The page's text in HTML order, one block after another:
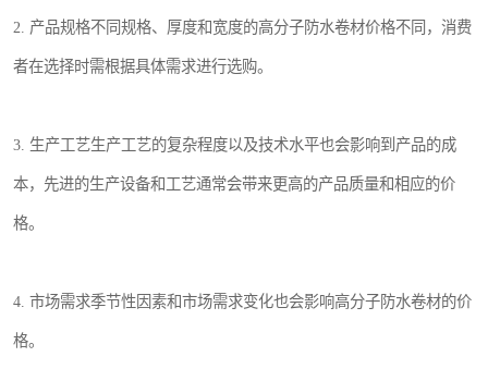
2. 产品规格不同规格、厚度和宽度的高分子防水卷材价格不同，消费
者在选择时需根据具体需求进行选购。
3. 生产工艺生产工艺的复杂程度以及技术水平也会影响到产品的成
本，先进的生产设备和工艺通常会带来更高的产品质量和相应的价
格。
4. 市场需求季节性因素和市场需求变化也会影响高分子防水卷材的价
格。